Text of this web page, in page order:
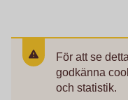
För att se
godkänna
och statistik.